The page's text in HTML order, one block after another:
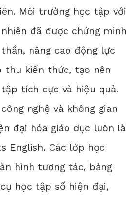
Môi trường học tập với
đã được chứng minh
nâng cao động lực
thu kiến thức, tạo nên
tích cực và hiệu quả.
nghệ và không gian
đại hóa giáo dục luôn là
English. Các lớp học
hình tương tác, bảng
học tập số hiện đại,